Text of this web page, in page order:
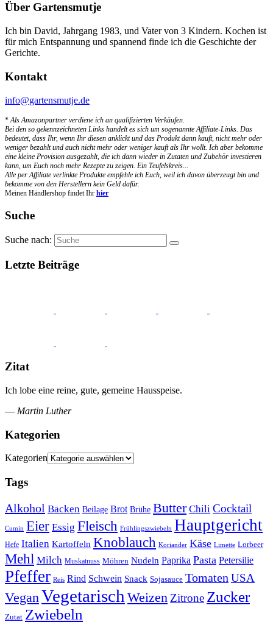
Über Gartensmutje
Ich bin David, Jahrgang 1983, und Vater von 3 Kindern. Kochen ist
für mich Entspannung und spannend finde ich die Geschichte der
Gerichte.
Kontakt
info@gartensmutje.de
* Als Amazonpartner verdiene ich an qualifizierten Verkäufen.
Bei den so gekennzeichneten Links handelt es sich um sogenannte Affiliate-Links. Das
bedeutet, dass Ihr, wenn Ihr diesen anklickt und das Produkt dann kauft, nicht mehr oder
weniger bezahlt und auch nicht mehr oder weniger kauft als Ihr wollt. Ich aber bekomme
eine kleine Provision ausgezahlt, die ich dann wieder in Zutaten und Zubehör investieren
kann, um Euch noch mehr Rezepte zu zeigen. Ein Teufelskreis...
Alle per Affiliate verlinkte Produkte empfehle ich Euch, weil ich davon überzeugt bin und
bekomme von den Herstellern kein Geld dafür.
Meinen Händlershop findet Ihr hier
Suche
Suche nach:
Letzte Beiträge
Zitat
Ich lobe eine reine, gute, gemeine Hausspeise.
— Martin Luther
Kategorien
Kategorien
Tags
Alkohol Backen Beilage Brot Brühe Butter Chili Cocktail
Cumin Eier Essig Fleisch Frühlingszwiebeln Hauptgericht
Hefe Italien Kartoffeln Knoblauch Koriander Käse Limette Lorbeer
Mehl Milch Muskatnuss Möhren Nudeln Paprika Pasta Petersilie
Pfeffer Reis Rind Schwein Snack Sojasauce Tomaten USA
Vegan Vegetarisch Weizen Zitrone Zucker
Zutat Zwiebeln